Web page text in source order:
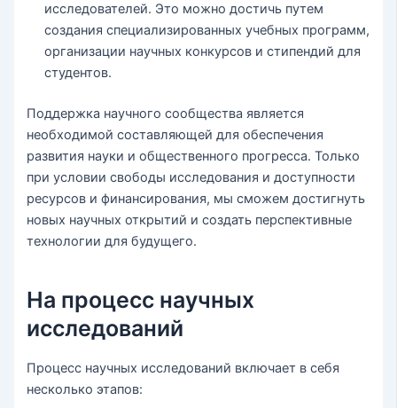
исследователей. Это можно достичь путем
создания специализированных учебных программ,
организации научных конкурсов и стипендий для
студентов.
Поддержка научного сообщества является
необходимой составляющей для обеспечения
развития науки и общественного прогресса. Только
при условии свободы исследования и доступности
ресурсов и финансирования, мы сможем достигнуть
новых научных открытий и создать перспективные
технологии для будущего.
На процесс научных
исследований
Процесс научных исследований включает в себя
несколько этапов: